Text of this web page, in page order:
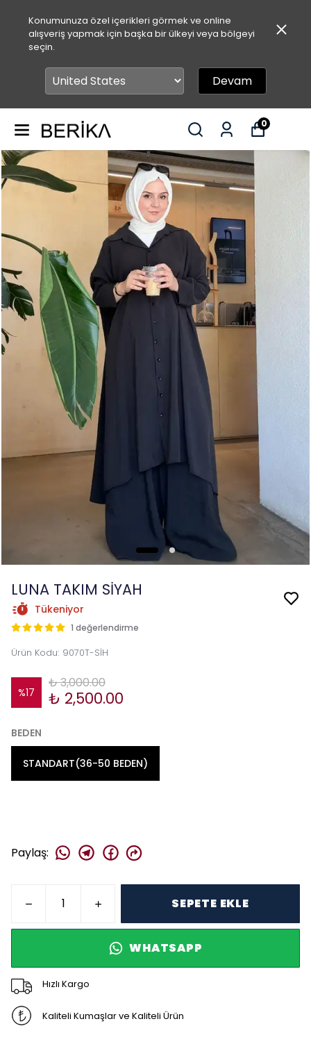
Konumunuza özel içerikleri görmek ve online
alışveriş yapmak için başka bir ülkeyi veya bölgeyi
seçin.
Devam
0
LUNA TAKIM SİYAH
Tükeniyor
1 değerlendirme
Ürün Kodu: 9070T-SİH
%17
₺ 3,000.00
₺ 2,500.00
BEDEN
STANDART(36-50 BEDEN)
Paylaş:
SEPETE EKLE
WHATSAPP
Hızlı Kargo
Kaliteli Kumaşlar ve Kaliteli Ürün